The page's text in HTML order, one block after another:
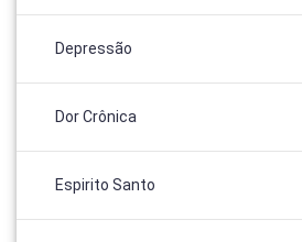
Depressão
Dor Crônica
Espirito Santo